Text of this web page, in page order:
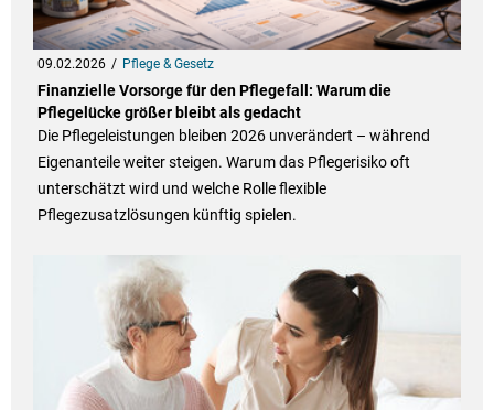
09.02.2026 Pflege & Gesetz
Finanzielle Vorsorge für den Pflegefall: Warum die
Pflegelücke größer bleibt als gedacht
Die Pflegeleistungen bleiben 2026 unverändert – während
Eigenanteile weiter steigen. Warum das Pflegerisiko oft
unterschätzt wird und welche Rolle flexible
Pflegezusatzlösungen künftig spielen.